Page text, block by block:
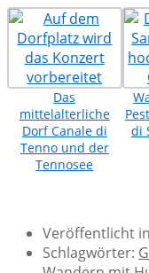
Das
mittelalterliche
Dorf Canale di
Tenno und der
Tennosee
di
Veröffentlicht
Schlagwörter: